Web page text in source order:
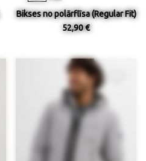
Bikses no polārflīsa (Regular Fit)
52,90 €